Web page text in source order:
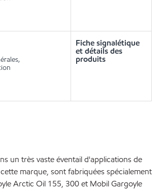
Fiche signalétique
et détails des
produits
un très vaste éventail d'applications de
marque, sont fabriquées spécialement
Arctic Oil 155, 300 et Mobil Gargoyle